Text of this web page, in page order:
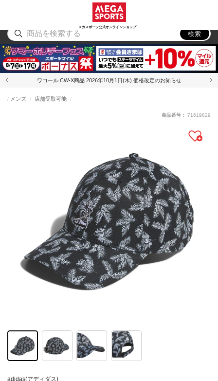
メガスポーツ公式オンラインショップ
アウトドア
検索
ワコール CW-X商品 2026年10月1日(木) 価格改定のお知らせ
adidas(アディダス)
メンズ 店舗受取可能
商品番号： 71619829